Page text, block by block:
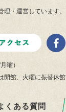
理・運営しています。
曜）
開館、火曜に振替休館
くある質問